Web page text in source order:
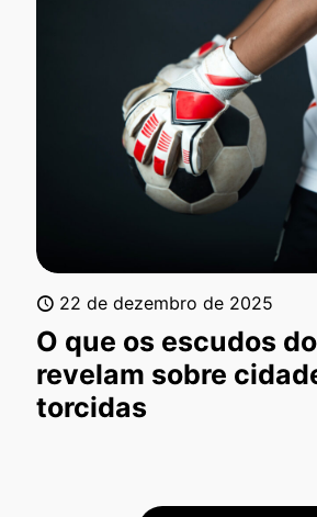
22 de dezembro de 2025
O que os escudos
revelam sobre
torcidas